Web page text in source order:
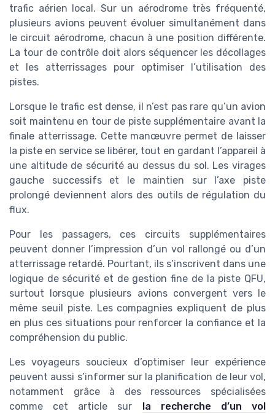
trafic aérien local. Sur un aérodrome très fréquenté,
plusieurs avions peuvent évoluer simultanément dans
le circuit aérodrome, chacun à une position différente.
La tour de contrôle doit alors séquencer les décollages
et les atterrissages pour optimiser l’utilisation des
pistes.
Lorsque le trafic est dense, il n’est pas rare qu’un avion
soit maintenu en tour de piste supplémentaire avant la
finale atterrissage. Cette manœuvre permet de laisser
la piste en service se libérer, tout en gardant l’appareil à
une altitude de sécurité au dessus du sol. Les virages
gauche successifs et le maintien sur l’axe piste
prolongé deviennent alors des outils de régulation du
flux.
Pour les passagers, ces circuits supplémentaires
peuvent donner l’impression d’un vol rallongé ou d’un
atterrissage retardé. Pourtant, ils s’inscrivent dans une
logique de sécurité et de gestion fine de la piste QFU,
surtout lorsque plusieurs avions convergent vers le
même seuil piste. Les compagnies expliquent de plus
en plus ces situations pour renforcer la confiance et la
compréhension du public.
Les voyageurs soucieux d’optimiser leur expérience
peuvent aussi s’informer sur la planification de leur vol,
notamment grâce à des ressources spécialisées
comme cet article sur la recherche d’un vol